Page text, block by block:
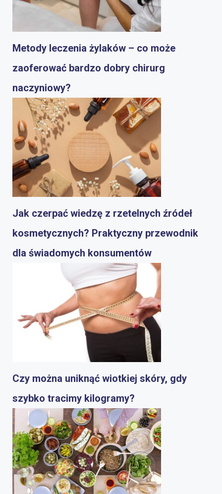
Metody leczenia żylaków – co może
zaoferować bardzo dobry chirurg
naczyniowy?
Jak czerpać wiedzę z rzetelnych źródeł
kosmetycznych? Praktyczny przewodnik
dla świadomych konsumentów
Czy można uniknąć wiotkiej skóry, gdy
szybko tracimy kilogramy?